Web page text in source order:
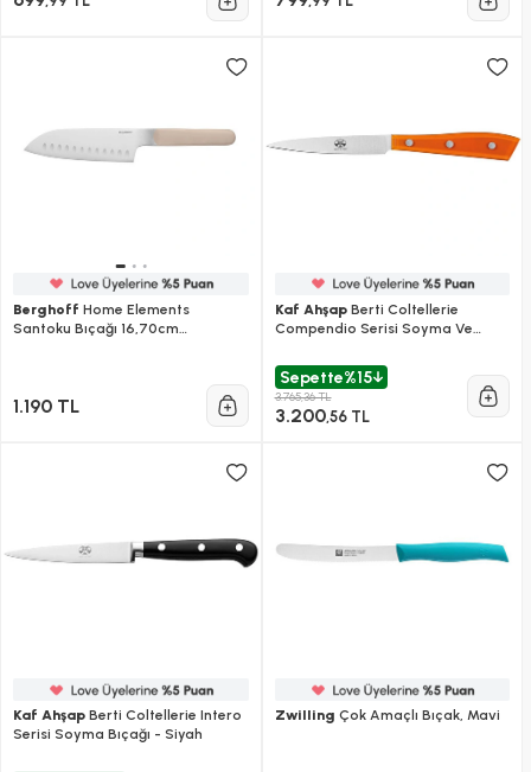
Berghoff Home Elements
Santoku Bıçağı 16,70cm
1.190 TL
Kaf AhşapBerti Coltellerie
Compendio Serisi Soyma Ve
Sepette%15
3.765,36 TL
3.200,56 TL
Kaf Ahşap Berti Coltellerie Intero
Serisi Soyma Bıçağı - Siyah
Zwilling Çok Amaçlı Bıçak, Mavi